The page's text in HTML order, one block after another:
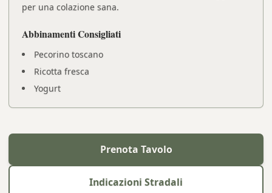
per una colazione sana.
Abbinamenti Consigliati
Pecorino toscano
Ricotta fresca
Yogurt
Prenota Tavolo
Indicazioni Stradali